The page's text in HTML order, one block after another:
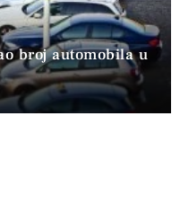
broj automobila u